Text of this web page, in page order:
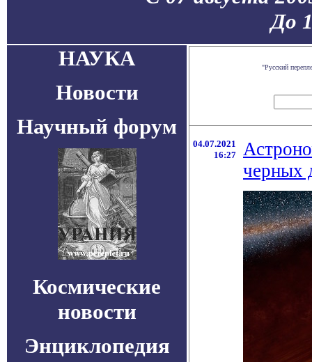
До
НАУКА
Новости
Научный форум
Космические
новости
Энциклопедия
"Русский
04.07.2021
16:27
черных